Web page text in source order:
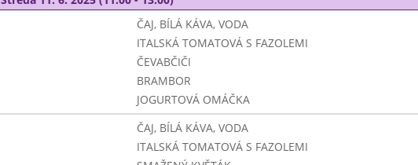
ČAJ, BÍLÁ KÁVA, VODA
ITALSKÁ TOMATOVÁ S FAZOLEMI
ČEVABČIČI
BRAMBOR
JOGURTOVÁ OMÁČKA
ČAJ, BÍLÁ KÁVA, VODA
ITALSKÁ TOMATOVÁ S FAZOLEMI